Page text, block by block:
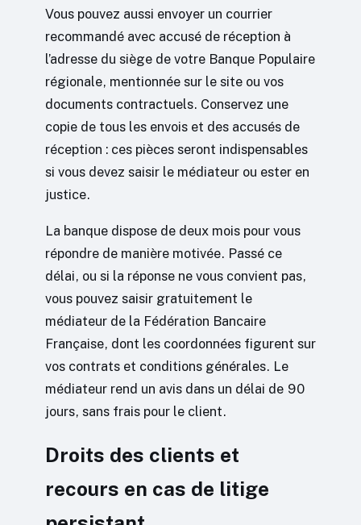
Vous pouvez aussi envoyer un courrier
recommandé avec accusé de réception à
l’adresse du siège de votre Banque Populaire
régionale, mentionnée sur le site ou vos
documents contractuels. Conservez une
copie de tous les envois et des accusés de
réception : ces pièces seront indispensables
si vous devez saisir le médiateur ou ester en
justice.
La banque dispose de deux mois pour vous
répondre de manière motivée. Passé ce
délai, ou si la réponse ne vous convient pas,
vous pouvez saisir gratuitement le
médiateur de la Fédération Bancaire
Française, dont les coordonnées figurent sur
vos contrats et conditions générales. Le
médiateur rend un avis dans un délai de 90
jours, sans frais pour le client.
Droits des clients et
recours en cas de litige